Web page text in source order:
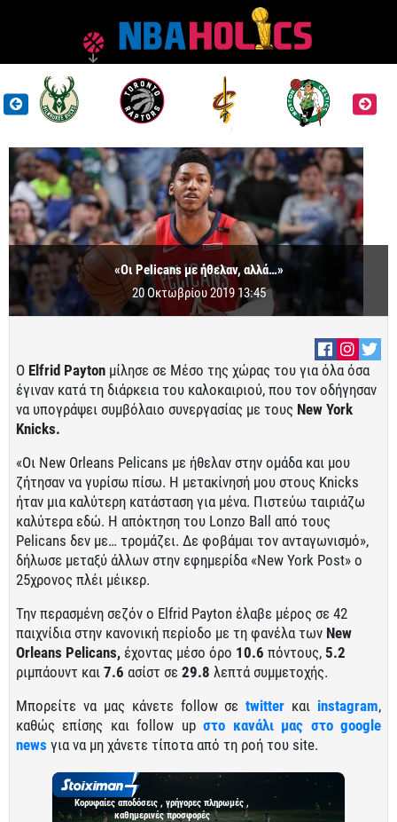
«Οι Pelicans με ήθελαν, αλλά…»
20 Οκτωβρίου 2019 13:45
Ο Elfrid Payton μίλησε σε Μέσο της χώρας του για όλα όσα
έγιναν κατά τη διάρκεια του καλοκαιριού, που τον οδήγησαν
να υπογράψει συμβόλαιο συνεργασίας με τους New York
Knicks.
«Οι New Orleans Pelicans με ήθελαν στην ομάδα και μου
ζήτησαν να γυρίσω πίσω. Η μετακίνησή μου στους Knicks
ήταν μια καλύτερη κατάσταση για μένα. Πιστεύω ταιριάζω
καλύτερα εδώ. Η απόκτηση του Lonzo Ball από τους
Pelicans δεν με… τρομάζει. Δε φοβάμαι τον ανταγωνισμό»,
δήλωσε μεταξύ άλλων στην εφημερίδα «New York Post» ο
25χρονος πλέι μέικερ.
Την περασμένη σεζόν ο Elfrid Payton έλαβε μέρος σε 42
παιχνίδια στην κανονική περίοδο με τη φανέλα των New
Orleans Pelicans, έχοντας μέσο όρο 10.6 πόντους, 5.2
ριμπάουντ και 7.6 ασίστ σε 29.8 λεπτά συμμετοχής.
Μπορείτε να μας κάνετε follow σεtwitter και instagram,
καθώς επίσης και follow upστο κανάλι μας στο google
news για να μη χάνετε τίποτα από τη ροή του site.
Κορυφαίες αποδόσεις , γρήγορες πληρωμές ,
καθημερινές προσφορές